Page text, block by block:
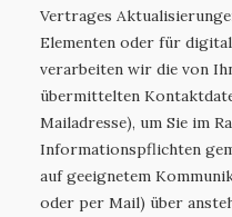
Vertrages
Elementen oder für
verarbeiten wir die von
übermittelten
Mailadresse), um Sie im
Informationspflichten
auf geeignetem
oder per Mail) über